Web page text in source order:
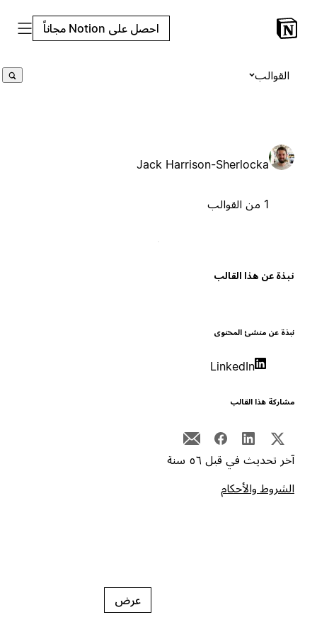
احصل على Notion مجاناً
القوالب
Jack Harrison-Sherlocka
عن هذا القالب
عن منشئ المحتوى
LinkedIn
هذا القالب
تحديث في قبل ٥٦ سنة
والأحكام
عرض